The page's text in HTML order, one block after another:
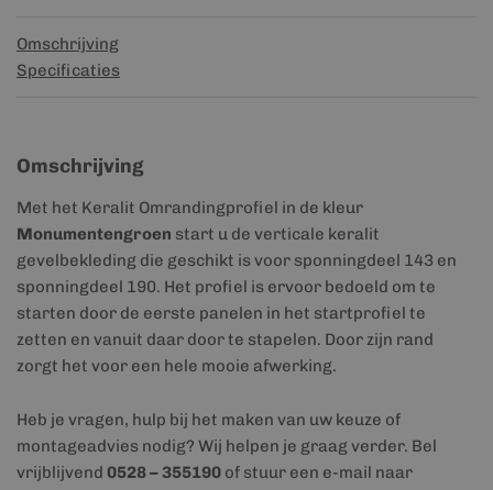
Omschrijving
Specificaties
Omschrijving
Met het Keralit Omrandingprofiel in de kleur
Monumentengroen start u de verticale keralit
gevelbekleding die geschikt is voor sponningdeel 143 en
sponningdeel 190. Het profiel is ervoor bedoeld om te
starten door de eerste panelen in het startprofiel te
zetten en vanuit daar door te stapelen. Door zijn rand
zorgt het voor een hele mooie afwerking.
Heb je vragen, hulp bij het maken van uw keuze of
montageadvies nodig? Wij helpen je graag verder. Bel
vrijblijvend 0528 – 355190 of stuur een e-mail naar